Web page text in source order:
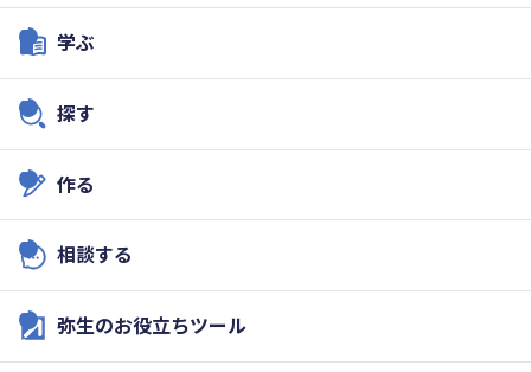
学ぶ
探す
作る
相談する
弥生のお役立ちツール